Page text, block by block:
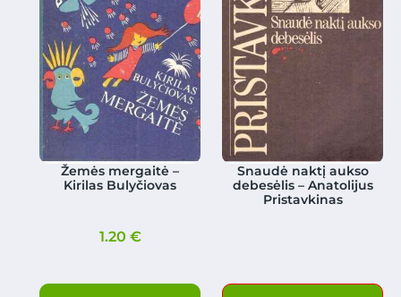
Žemės mergaitė –
Kirilas Bulyčiovas
1.20 €
Snaudė naktį aukso
debesėlis – Anatolijus
Pristavkinas